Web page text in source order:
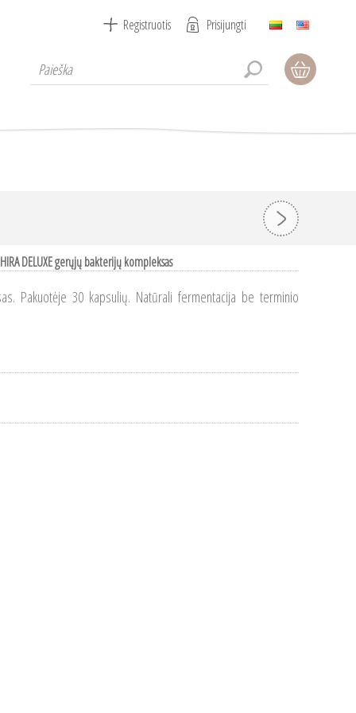
Registruotis Prisijungti
DELUXE gerųjų bakterijų kompleksas
Pakuotėje 30 kapsulių. Natūrali fermentacija be terminio